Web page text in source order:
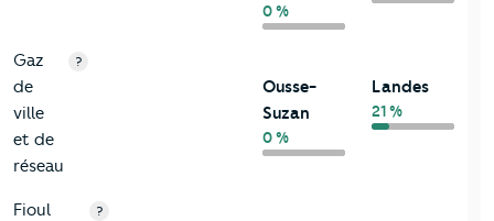
0 %
Gaz
de
ville
et de
réseau
?
Ousse-
Suzan
0 %
Landes
21 %
Fioul
?